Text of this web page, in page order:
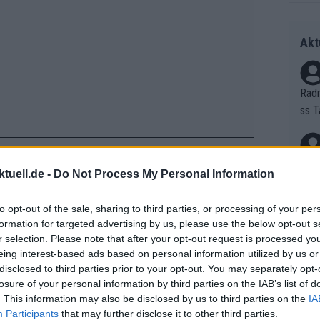
- Do Not Process My Personal Information
opt-out of the sale, sharing to third parties, or processing of your
for targeted advertising by us, please use the below opt-out
selection. Please note that after your opt-out request is processed
interest-based ads based on personal information utilized by us
to third parties prior to your opt-out. You may separately
of your personal information by third parties on the IAB’s list of
This information may also be disclosed by us to third parties on the
Participants that may further disclose it to other third parties.
in der Groupama-FDJ-Struktur
Kletterhoffnungen des französischen
bei der Vuelta a España, wurde 2023
in die Top Ten der Tour de
ss
as
Auf
V?